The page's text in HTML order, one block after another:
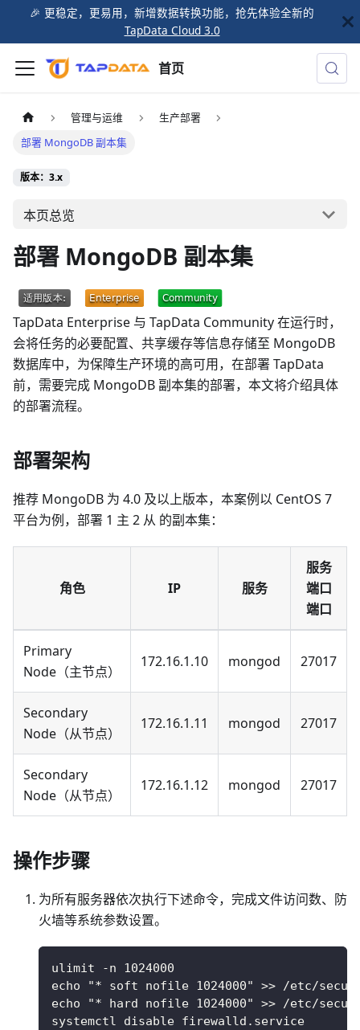
🎉️ 更稳定，更易用，新增数据转换功能，抢先体验全新的
TapData Cloud 3.0
首页
管理与运维
生产部署
部署 MongoDB 副本集
版本：3.x
本页总览
部署 MongoDB 副本集
TapData Enterprise 与 TapData Community 在运行时，
会将任务的必要配置、共享缓存等信息存储至 MongoDB
数据库中，为保障生产环境的高可用，在部署 TapData
前，需要完成 MongoDB 副本集的部署，本文将介绍具体
的部署流程。
部署架构
推荐 MongoDB 为 4.0 及以上版本，本案例以 CentOS 7
平台为例，部署 1 主 2 从 的副本集：
角色 IP 服务
服务
端口
端口
Primary
Node（主节点）
172.16.1.10 mongod 27017
Secondary
Node（从节点）
172.16.1.11 mongod 27017
Secondary
Node（从节点）
172.16.1.12 mongod 27017
操作步骤
为所有服务器依次执行下述命令，完成文件访问数、防
火墙等系统参数设置。
ulimit -n 1024000
echo "* soft nofile 1024000" >> /etc/
echo "* hard nofile 1024000" >> /etc/
systemctl disable firewalld.service